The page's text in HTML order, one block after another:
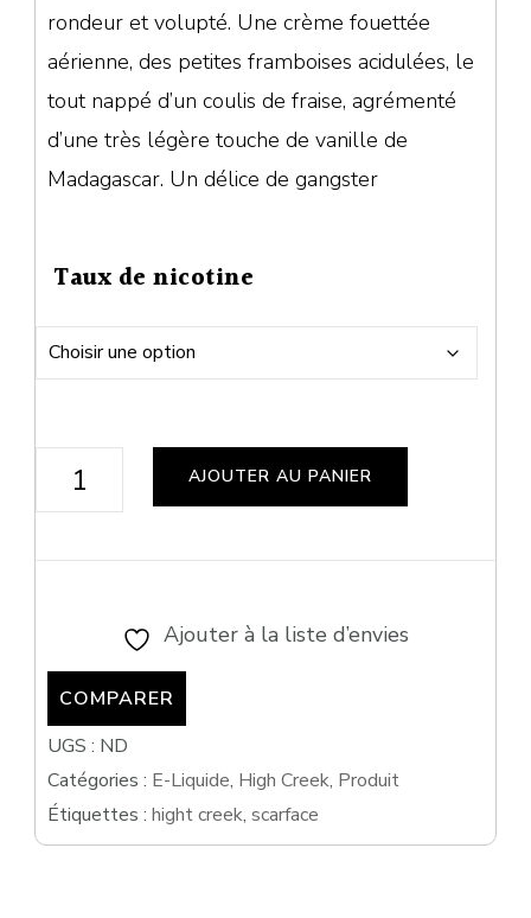
rondeur et volupté. Une crème fouettée
aérienne, des petites framboises acidulées, le
tout nappé d’un coulis de fraise, agrémenté
d’une très légère touche de vanille de
Madagascar. Un délice de gangster
Taux de nicotine
quantité
de
AJOUTER AU PANIER
Ajouter à la liste d’envies
COMPARER
UGS : ND
Catégories : E-Liquide, High Creek, Produit
Étiquettes : hight creek, scarface